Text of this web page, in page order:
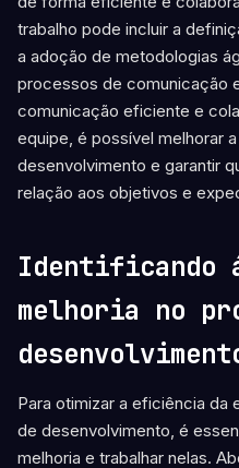
trabalho pode incluir a
a adoção de metodologias
processos de comunicação
comunicação eficiente e
equipe, é possível melhorar
desenvolvimento e garantir
relação aos objetivos e
Identificando
melhoria no
Para otimizar a eficiência da
de desenvolvimento, é
melhoria e trabalhar nelas.